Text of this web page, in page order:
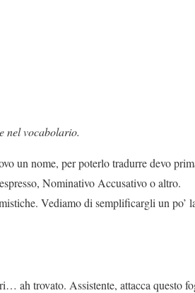
nel vocabolario.
un nome, per poterlo tradurre devo
Nominativo Accusativo o altro.
Vediamo di semplificargli un po’
ah trovato. Assistente, attacca questo